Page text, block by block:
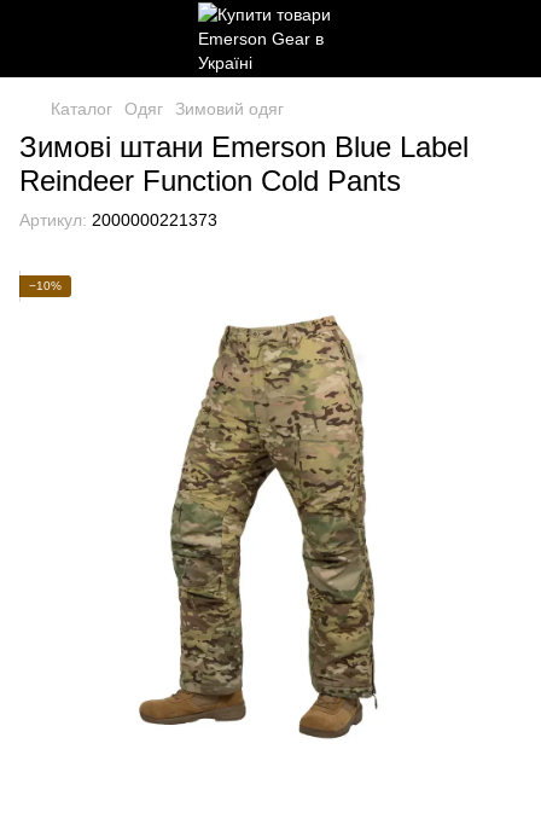
Каталог Одяг Зимовий одяг
Зимові штани Emerson Blue Label
Reindeer Function Cold Pants
Артикул: 2000000221373
−10%